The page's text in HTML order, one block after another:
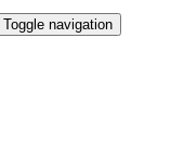
Toggle navigation